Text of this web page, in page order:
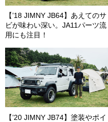
【’18 JIMNY JB64】あえてのサ
ビが味わい深い。JA11パーツ流
用にも注目！
【’20 JIMNY JB74】塗装やポイ